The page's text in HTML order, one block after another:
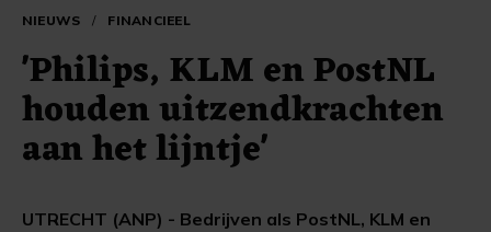
NIEUWS / FINANCIEEL
'Philips, KLM en PostNL
houden uitzendkrachten
aan het lijntje'
UTRECHT (ANP) - Bedrijven als PostNL, KLM en